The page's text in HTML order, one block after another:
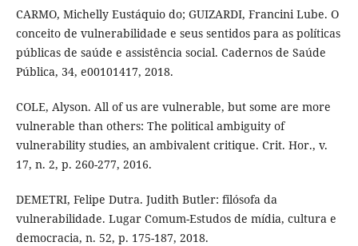
CARMO, Michelly Eustáquio do; GUIZARDI, Francini Lube. O
conceito de vulnerabilidade e seus sentidos para as políticas
públicas de saúde e assistência social. Cadernos de Saúde
Pública, 34, e00101417, 2018.
COLE, Alyson. All of us are vulnerable, but some are more
vulnerable than others: The political ambiguity of
vulnerability studies, an ambivalent critique. Crit. Hor., v.
17, n. 2, p. 260-277, 2016.
DEMETRI, Felipe Dutra. Judith Butler: filósofa da
vulnerabilidade. Lugar Comum-Estudos de mídia, cultura e
democracia, n. 52, p. 175-187, 2018.